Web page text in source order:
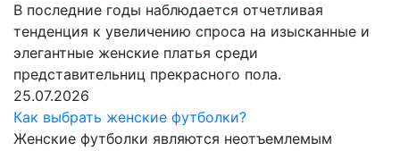
В последние годы наблюдается отчетливая
тенденция к увеличению спроса на изысканные и
элегантные женские платья среди
представительниц прекрасного пола.
25.07.2026
Как выбрать женские футболки?
Женские футболки являются неотъемлемым